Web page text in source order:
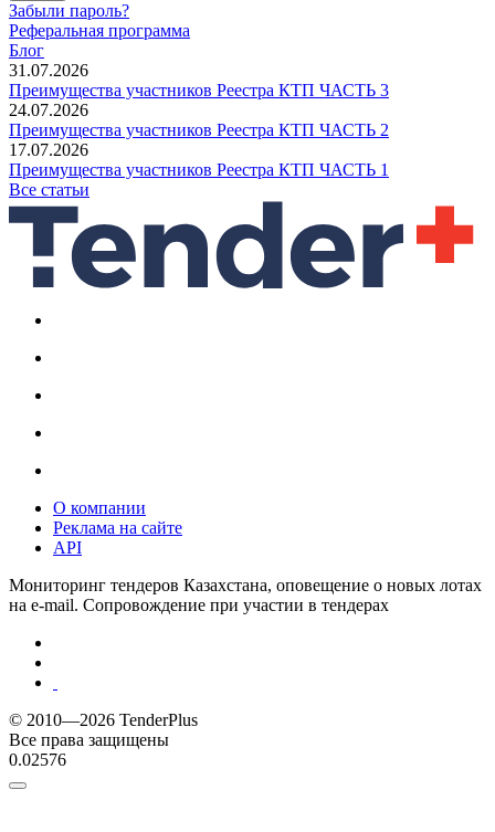
Забыли пароль?
Реферальная программа
Блог
31.07.2026
Преимущества участников Реестра КТП ЧАСТЬ 3
24.07.2026
Преимущества участников Реестра КТП ЧАСТЬ 2
17.07.2026
Преимущества участников Реестра КТП ЧАСТЬ 1
Все статьи
О компании
Реклама на сайте
API
Мониторинг тендеров Казахстана, оповещение о новых лотах
на e-mail. Сопровождение при участии в тендерах
© 2010—2026 TenderPlus
Все права защищены
0.02576